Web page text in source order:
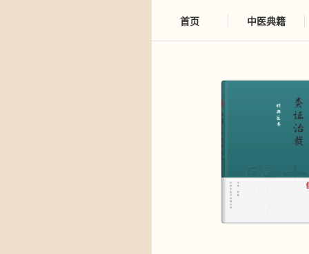
首页 中医典籍